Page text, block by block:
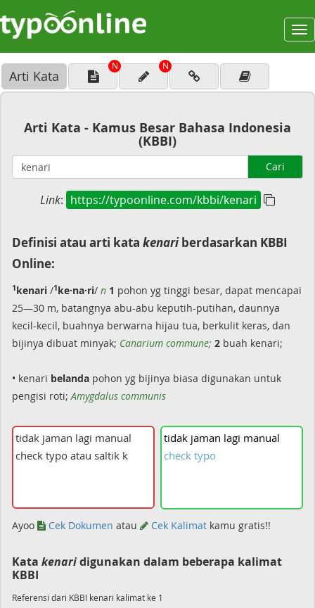
Arti Kata
N N
Arti Kata - Kamus Besar Bahasa Indonesia
(KBBI)
Cari
Link: https://typoonline.com/kbbi/kenari
Definisi atau arti kata kenariberdasarkan KBBI
Online:
1kenari /1ke·na·ri/ n 1 pohon yg tinggi besar, dapat mencapai
25—30 m, batangnya abu-abu keputih-putihan, daunnya
kecil-kecil, buahnya berwarna hijau tua, berkulit keras, dan
bijinya dibuat minyak; Canarium commune; 2 buah kenari;
• kenari belanda pohon yg bijinya biasa digunakan untuk
pengisi roti;Amygdalus communis
tidak jaman lagi manual
check typo
Ayoo Cek Dokumen atau Cek Kalimat kamu gratis!!
Kata kenaridigunakan dalam beberapa kalimat
KBBI
Referensi dari KBBI kenari kalimat ke 1